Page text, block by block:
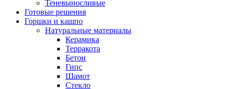
Теневыносливые
Готовые решения
Горшки и кашпо
Натуральные материалы
Керамика
Терракота
Бетон
Гипс
Шамот
Стекло